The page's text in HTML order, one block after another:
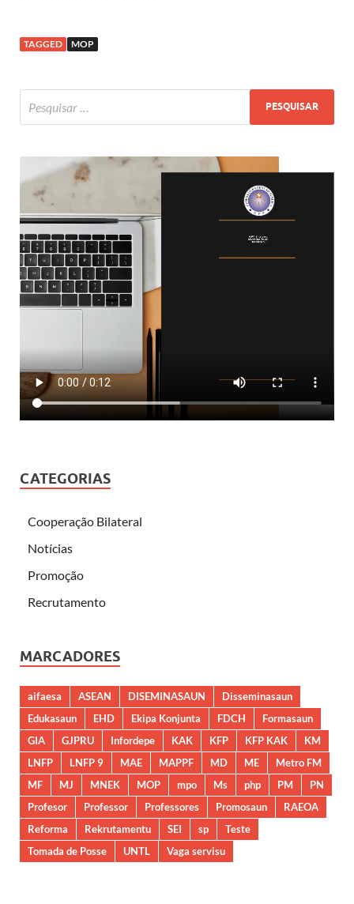
TAGGED MOP
CATEGORIAS
Cooperação Bilateral
Notícias
Promoção
Recrutamento
MARCADORES
aifaesa ASEAN DISEMINASAUN
Disseminasaun
Edukasaun
EHD Ekipa Konjunta FDCH
Formasaun
GIA
GJPRU Infordepe KAK KFP KFP KAK
KM
LNFP
LNFP 9 MAE MAPPF MD ME
Metro FM
MF
MJ MNEK MOP mpo Ms php PM
PN
Profesor
Professor Professores Promosaun
RAEOA
Reforma
Rekrutamentu SEI sp
Teste
Tomada de Posse
UNTL Vaga servisu